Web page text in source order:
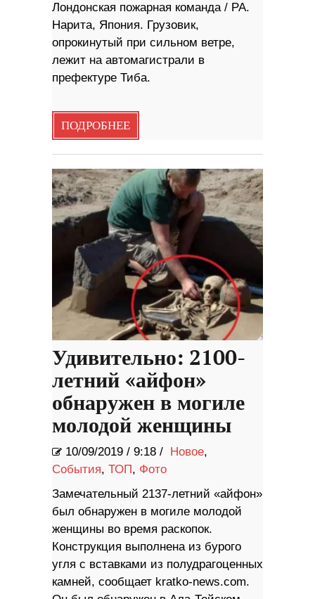
Лондонская пожарная команда / PA.
Нарита, Япония. Грузовик,
опрокинутый при сильном ветре,
лежит на автомагистрали в
префектуре Тиба.
ПОДРОБНЕЕ
Удивительно: 2100-
летний «айфон»
обнаружен в могиле
молодой женщины
10/09/2019 / 9:18 / Новое,
События, ТОП, Фото
Замечательный 2137-летний «айфон»
был обнаружен в могиле молодой
женщины во время раскопок.
Конструкция выполнена из бурого
угля с вставками из полудрагоценных
камней, сообщает kratko-news.com.